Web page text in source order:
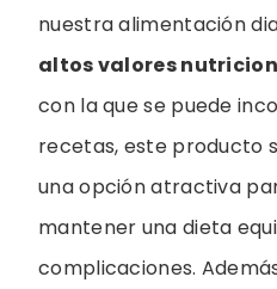
nuestra alimentación
altos valores
con la que se puede
recetas, este producto
una opción atractiva
mantener una dieta
complicaciones.